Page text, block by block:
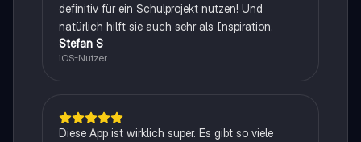
definitiv für ein Schulprojekt nutzen! Und
natürlich hilft sie auch sehr als Inspiration.
Stefan S
iOS-Nutzer
Diese App ist wirklich super. Es gibt so viele